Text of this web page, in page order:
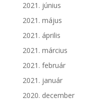
2021. június
2021. május
2021. április
2021. március
2021. február
2021. január
2020. december